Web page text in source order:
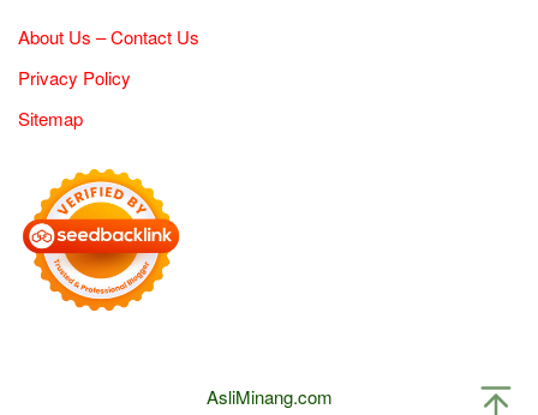
About Us – Contact Us
Privacy Policy
Sitemap
AsliMinang.com